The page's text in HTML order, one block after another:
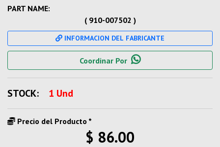
PART NAME:
( 910-007502 )
INFORMACION DEL FABRICANTE
Coordinar Por
STOCK: 1 Und
Precio del Producto *
$ 86.00